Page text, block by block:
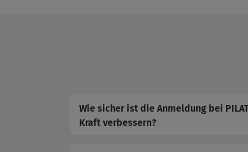
Wie sicher ist die Anmeldung bei
Kraft verbessern?